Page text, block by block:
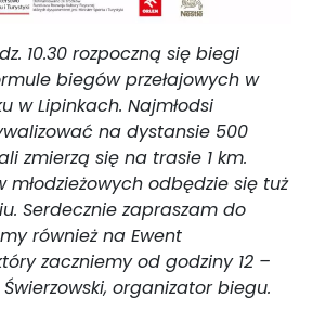
10.30 rozpoczną się biegi
biegów przełajowych w
w Lipinkach. Najmłodsi
na dystansie 500
zmierzą się na trasie 1 km.
odbędzie się tuż
Serdecznie zapraszam do
również na Ewent
zaczniemy od godziny 12 –
organizator biegu.